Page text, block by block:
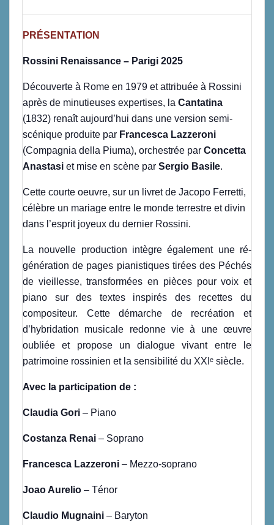
PRÉSENTATION
Rossini Renaissance – Parigi 2025
Découverte à Rome en 1979 et attribuée à Rossini
après de minutieuses expertises, la Cantatina
(1832) renaît aujourd’hui dans une version semi-
scénique produite par Francesca Lazzeroni
(Compagnia della Piuma), orchestrée par Concetta
Anastasi et mise en scène par Sergio Basile.
Cette courte oeuvre, sur un livret de Jacopo Ferretti,
célèbre un mariage entre le monde terrestre et divin
dans l’esprit joyeux du dernier Rossini.
La nouvelle production intègre également une ré-
génération de pages pianistiques tirées des Péchés
de vieillesse, transformées en pièces pour voix et
piano sur des textes inspirés des recettes du
compositeur. Cette démarche de recréation et
d’hybridation musicale redonne vie à une œuvre
oubliée et propose un dialogue vivant entre le
patrimoine rossinien et la sensibilité du XXIᵉ siècle.
Avec la participation de :
Claudia Gori – Piano
Costanza Renai – Soprano
Francesca Lazzeroni – Mezzo-soprano
Joao Aurelio – Ténor
Claudio Mugnaini – Baryton